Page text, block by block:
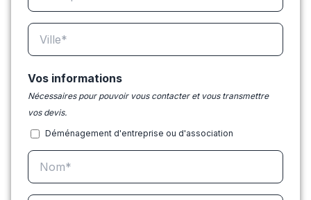
Vos informations
Nécessaires pour pouvoir vous contacter et vous transmettre
vos devis.
Déménagement d'entreprise ou d'association